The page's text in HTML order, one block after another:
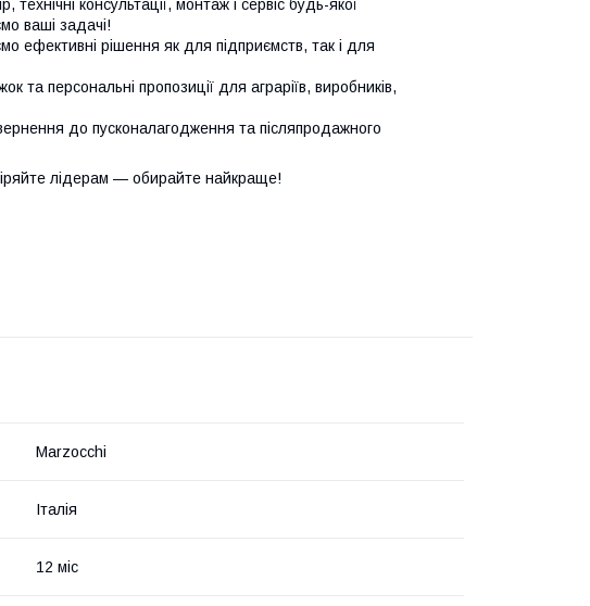
технічні консультації, монтаж і сервіс будь-якої
ваші задачі!
ефективні рішення як для підприємств, так і для
та персональні пропозиції для аграріїв, виробників,
до пусконалагодження та післяпродажного
лідерам — обирайте найкраще!
Marzocchi
Італія
12 міс